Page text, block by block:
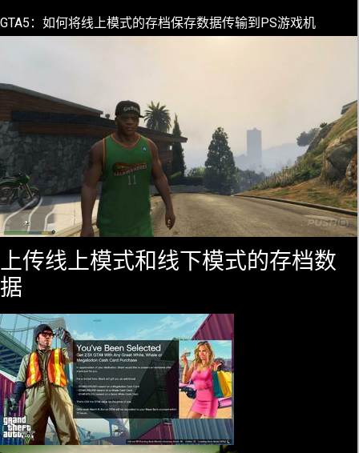
GTA5：如何将线上模式的存档保存数据传输到PS游戏机
上传线上模式和线下模式的存档数
据